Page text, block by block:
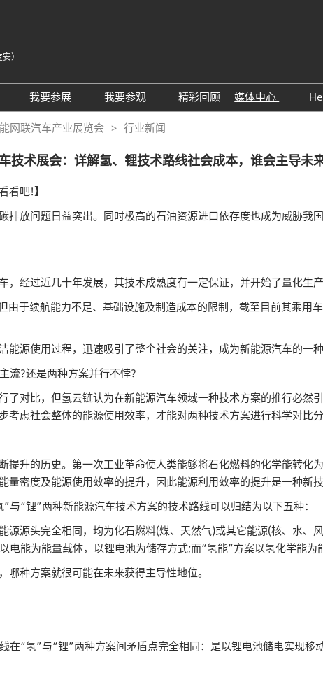
）
Tiếng
期会议活动
我要参展
AWC参展申请
观众范围
我要参观
参观预登记
商务配对
精彩回顾
媒体中心
网联汽车产业展览会 行业新闻
技术展会：详解氢、锂技术路线社会成本，谁会主导未
看吧!】
放问题日益突出。同时极高的石油资源进口依存度也成为威胁我
经过近几十年发展，其技术成熟度有一定保证，并开始了量化生产
于续航能力不足、基础设施及制造成本的限制，截至目前其乘用
源使用过程，迅速吸引了整个社会的关注，成为新能源汽车的一种
?还是两种方案并行不悖?
对比，但氢云链认为在新能源汽车领域一种技术方案的推行必然
虑社会整体的能源使用效率，才能对两种技术方案进行科学对比分
升的历史。第一次工业革命使人类能够将石化燃料的化学能转化
密度及能源使用效率的提升，因此能源利用效率的提升是一种新
“锂”两种新能源汽车技术方案的技术路线可以归结为以下五种：
源头完全相同，均为化石燃料(煤、天然气)或其它能源(核、水、
能为能量载体，以锂电池为储存方式;而“氢能”方案以氢化学能为
种方案就很可能在未来获得主导性地位。
“氢”与“锂”两种方案间矛盾点完全相同：是以锂电池储电实现移